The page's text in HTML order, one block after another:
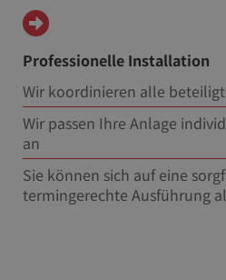
Professionelle Installation
Wir koordinieren alle
Wir passen Ihre Anlage
an
Sie können sich auf eine
termingerechte Ausführung